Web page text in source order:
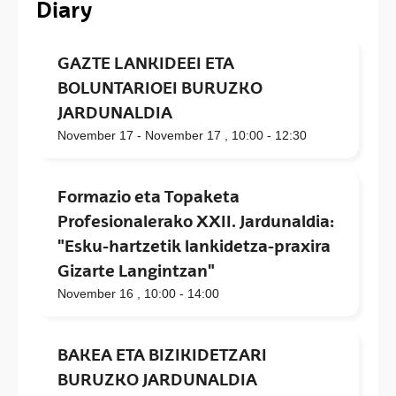
Diary
GAZTE LANKIDEEI ETA
BOLUNTARIOEI BURUZKO
JARDUNALDIA
November 17 - November 17 , 10:00 - 12:30
Formazio eta Topaketa
Profesionalerako XXII. Jardunaldia:
"Esku-hartzetik lankidetza-praxira
Gizarte Langintzan"
November 16 , 10:00 - 14:00
BAKEA ETA BIZIKIDETZARI
BURUZKO JARDUNALDIA